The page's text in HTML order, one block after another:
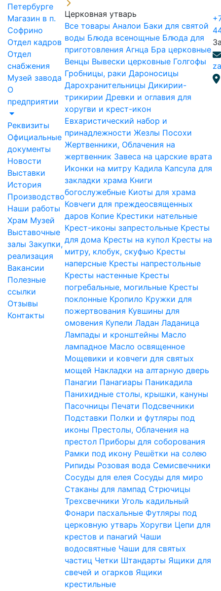
Петербурге
Магазин в п.
Софрино
Отдел кадров
Отдел
снабжения
Музей завода
О
предприятии
Реквизиты
Официальные
документы
Новости
Выставки
История
Производство
Наши работы
Храм Музей
Выставочные
залы Закупки,
реализация
Вакансии
Полезные
ссылки
Отзывы
Контакты
Церковная утварь
Все товары Аналои Баки для святой
воды Блюда всенощные Блюда для
приготовления Агнца Бра церковные
Венцы Вывески церковные Голгофы
Гробницы, раки Дароносицы
Дарохранительницы Дикирии-
трикирии Древки и оглавия для
хоругви и крест-икон
Евхаристический набор и
принадлежности Жезлы Посохи
Жертвенники, Облачения на
жертвенник Завеса на царские врата
Иконки на митру Кадила Капсула для
закладки храма Книги
богослужебные Киоты для храма
Ковчеги для преждеосвященных
даров Копие Крестики нательные
Крест-иконы запрестольные Кресты
для дома Кресты на купол Кресты на
митру, клобук, скуфью Кресты
наперсные Кресты напрестольные
Кресты настенные Кресты
погребальные, могильные Кресты
поклонные Кропило Кружки для
пожертвования Кувшины для
омовения Купели Ладан Ладаница
Лампады и кронштейны Масло
лампадное Масло освященное
Мощевики и ковчеги для святых
мощей Накладки на алтарную дверь
Панагии Панагиары Паникадила
Панихидные столы, крышки, кануны
Пасочницы Печати Подсвечники
Подставки Полки и футляры под
иконы Престолы, Облачения на
престол Приборы для соборования
Рамки под икону Решётки на солею
Рипиды Розовая вода Семисвечники
Сосуды для елея Сосуды для миро
Стаканы для лампад Стрючицы
Трехсвечники Уголь кадильный
Фонари пасхальные Футляры под
церковную утварь Хоругви Цепи для
крестов и панагий Чаши
водосвятные Чаши для святых
частиц Четки Штандарты Ящики для
свечей и огарков Ящики
крестильные